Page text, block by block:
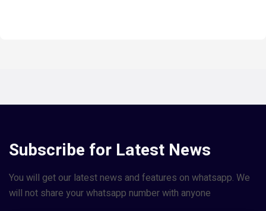
Subscribe for Latest News
You will get our latest news and features on whatsapp. We
will not share your whatsapp number with anyone